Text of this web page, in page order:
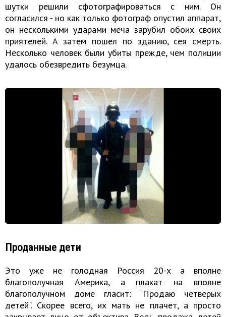
шутки решили сфотографироваться с ним. Он
согласился - но как только фотограф опустил аппарат,
он несколькими ударами меча зарубил обоих своих
приятелей. А затем пошел по зданию, сея смерть.
Несколько человек были убиты прежде, чем полиции
удалось обезвредить безумца.
Проданные дети
Это уже не голодная Россия 20-х а вполне
благополучная Америка, а плакат на вполне
благополучном доме гласит: "Продаю четверых
детей". Скорее всего, их мать не плачет, а просто